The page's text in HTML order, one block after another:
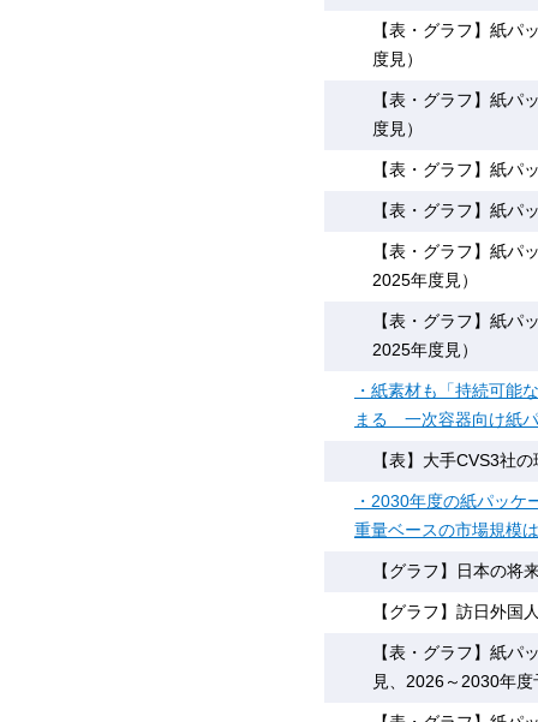
【表・グラフ】紙
度見）
【表・グラフ】紙
度見）
【表・グラフ】紙パ
【表・グラフ】紙パ
【表・グラフ】紙
2025年度見）
【表・グラフ】紙
2025年度見）
・紙素材も「持続可能
まる 一次容器向け紙
【表】大手CVS3社
・2030年度の紙パッ
重量ベースの市場規模
【グラフ】日本の将
【グラフ】訪日外国
【表・グラフ】紙
見、2026～2030年度